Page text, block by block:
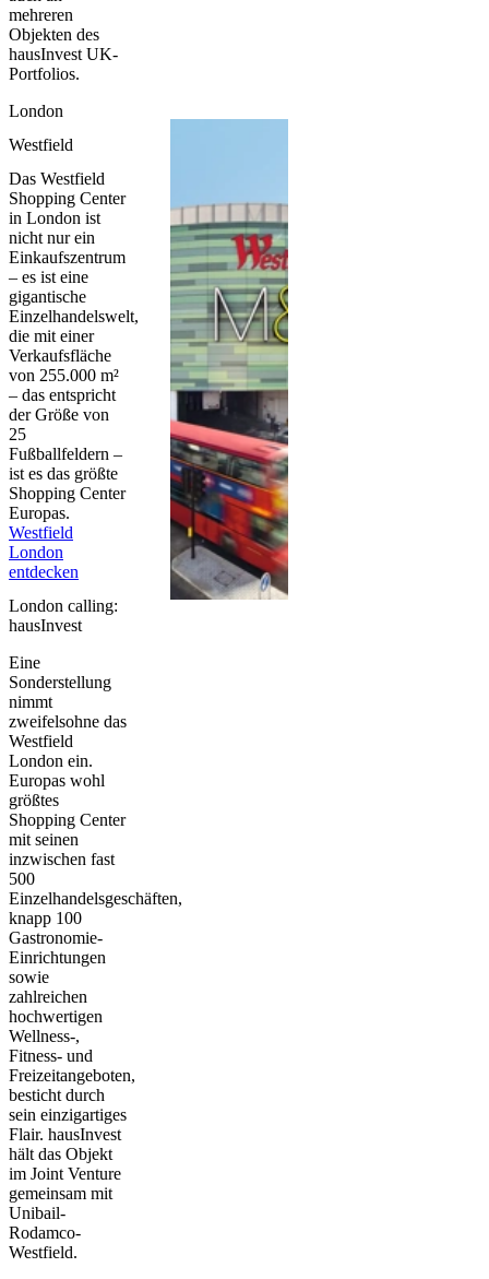
mehreren
Objekten des
hausInvest UK-
Portfolios.
London
Westfield
Das Westfield
Shopping Center
in London ist
nicht nur ein
Einkaufszentrum
– es ist eine
gigantische
Einzelhandelswelt,
die mit einer
Verkaufsfläche
von 255.000 m²
– das entspricht
der Größe von
25
Fußballfeldern –
ist es das größte
Shopping Center
Europas.
Westfield
London
entdecken
London calling:
hausInvest
Eine
Sonderstellung
nimmt
zweifelsohne das
Westfield
London ein.
Europas wohl
größtes
Shopping Center
mit seinen
inzwischen fast
500
Einzelhandelsgeschäften,
knapp 100
Gastronomie-
Einrichtungen
sowie
zahlreichen
hochwertigen
Wellness-,
Fitness- und
Freizeitangeboten,
besticht durch
sein einzigartiges
Flair. hausInvest
hält das Objekt
im Joint Venture
gemeinsam mit
Unibail-
Rodamco-
Westfield.